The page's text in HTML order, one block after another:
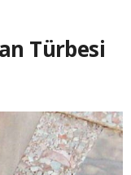
Türbesi